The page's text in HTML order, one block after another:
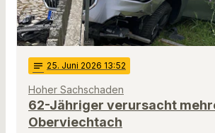
notes 25. Juni 2026 13:52
Hoher Sachschaden
62-Jähriger verursacht
Oberviechtach